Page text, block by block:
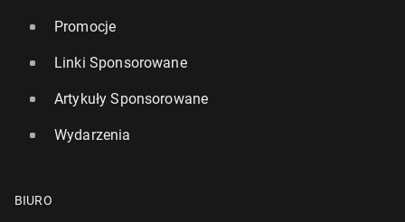
Promocje
Linki Sponsorowane
Artykuły Sponsorowane
Wydarzenia
BIURO